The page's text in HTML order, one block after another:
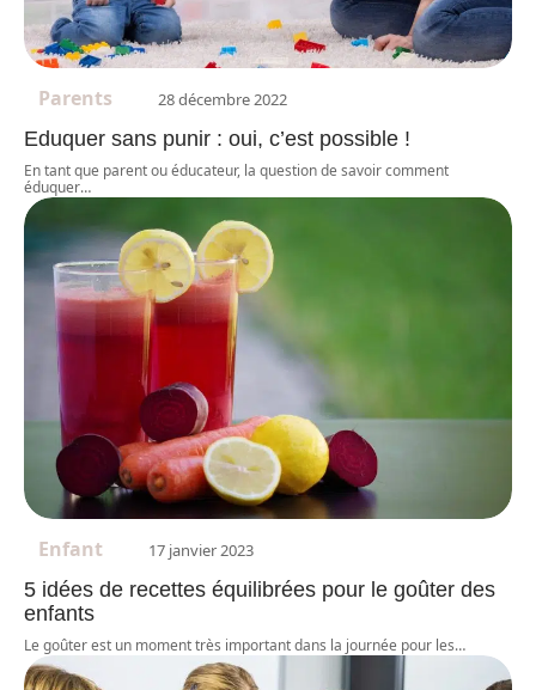
Parents 28 décembre 2022
Eduquer sans punir : oui, c’est possible !
En tant que parent ou éducateur, la question de savoir comment
éduquer…
Enfant 17 janvier 2023
5 idées de recettes équilibrées pour le goûter des
enfants
Le goûter est un moment très important dans la journée pour les…